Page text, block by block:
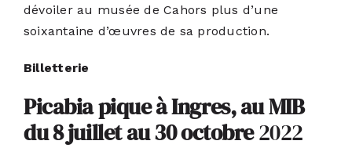
dévoiler au musée de Cahors plus d’une
soixantaine d’œuvres de sa production.
Billetterie
Picabia pique à Ingres, au MIB
du 8 juillet au 30 octobre2022